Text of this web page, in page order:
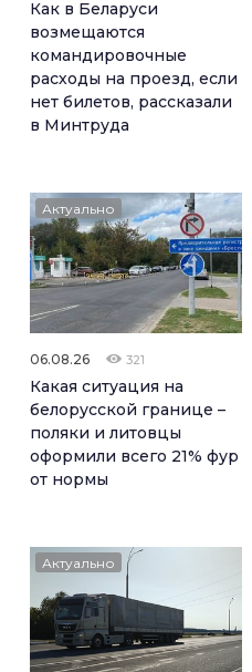
Как в Беларуси
возмещаются
командировочные
расходы на проезд, если
нет билетов, рассказали
в Минтруда
Актуально
06.08.26 321
Какая ситуация на
белорусской границе –
поляки и литовцы
оформили всего 21% фур
от нормы
Актуально